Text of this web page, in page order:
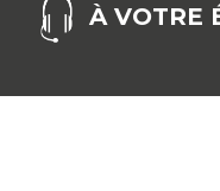
À VOTRE